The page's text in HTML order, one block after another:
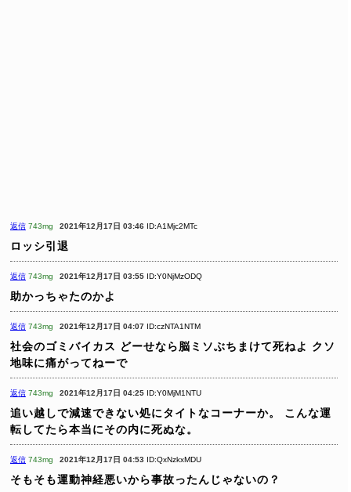
返信 743mg 2021年12月17日 03:46 ID:A1Mjc2MTc
ロッシ引退
返信 743mg 2021年12月17日 03:55 ID:Y0NjMzODQ
助かっちゃたのかよ
返信 743mg 2021年12月17日 04:07 ID:czNTA1NTM
社会のゴミバイカス どーせなら脳ミソぶちまけて死ねよ クソ
地味に痛がってねーで
返信 743mg 2021年12月17日 04:25 ID:Y0MjM1NTU
追い越しで減速できない処にタイトなコーナーか。
こんな運
転してたら本当にその内に死ぬな。
返信 743mg 2021年12月17日 04:53 ID:QxNzkxMDU
そもそも運動神経悪いから事故ったんじゃないの？